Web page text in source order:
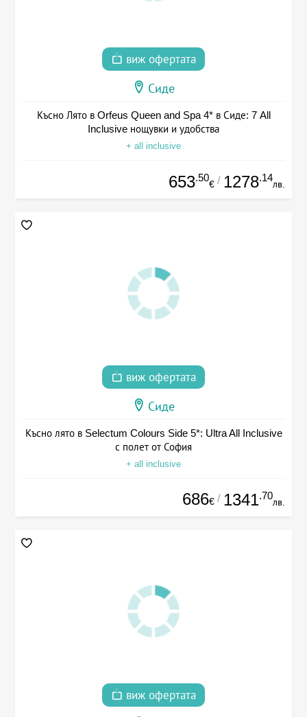
виж офертата
Сиде
Късно Лято в Orfeus Queen and Spa 4* в Сиде: 7 All
Inclusive нощувки и удобства
+ all inclusive
653.50
€ / 1278.14
лв.
виж офертата
Сиде
Късно лято в Selectum Colours Side 5*: Ultra All Inclusive
с полет от София
+ all inclusive
686€ / 1341.70
лв.
виж офертата